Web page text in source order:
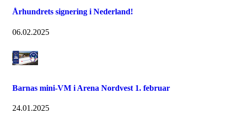
Århundrets signering i Nederland!
06.02.2025
Barnas mini-VM i Arena Nordvest 1. februar
24.01.2025